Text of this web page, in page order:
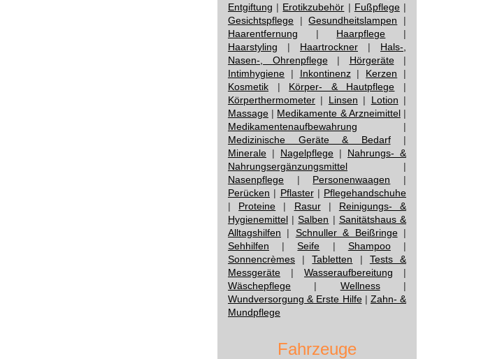
Entgiftung | Erotikzubehör | Fußpflege|
Gesichtspflege |Gesundheitslampen |
Haarentfernung | Haarpflege |
Haarstyling | Haartrockner | Hals-,
Nasen-, Ohrenpflege| Hörgeräte|
Intimhygiene | Inkontinenz| Kerzen |
Kosmetik | Körper- & Hautpflege |
Körperthermometer | Linsen | Lotion |
Massage | Medikamente & Arzneimittel|
Medikamentenaufbewahrung |
Medizinische Geräte & Bedarf|
Minerale | Nagelpflege | Nahrungs- &
Nahrungsergänzungsmittel |
Nasenpflege | Personenwaagen |
Perücken | Pflaster| Pflegehandschuhe
| Proteine | Rasur| Reinigungs- &
Hygienemittel |Salben | Sanitätshaus &
Alltagshilfen | Schnuller & Beißringe|
Sehhilfen |Seife | Shampoo|
Sonnencrèmes |Tabletten | Tests &
Messgeräte | Wasseraufbereitung |
Wäschepflege | Wellness|
Wundversorgung & Erste Hilfe| Zahn- &
Mundpflege
Fahrzeuge